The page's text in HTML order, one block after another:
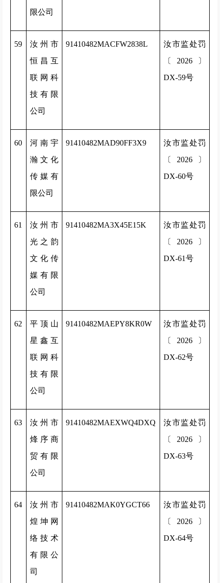
限公司
59
汝州市
恒昌互
联网科
技有限
公司
91410482MACFW2838L
汝市监处罚
〔2026〕
DX-59号
60
河南宇
瀚文化
传媒有
限公司
91410482MAD90FF3X9
汝市监处罚
〔2026〕
DX-60号
61
汝州市
光之韵
文化传
媒有限
公司
91410482MA3X45E15K
汝市监处罚
〔2026〕
DX-61号
62
平顶山
星鑫互
联网科
技有限
公司
91410482MAEPY8KR0W
汝市监处罚
〔2026〕
DX-62号
63
汝州市
烽序商
贸有限
公司
91410482MAEXWQ4DXQ
汝市监处罚
〔2026〕
DX-63号
64
汝州市
煌坤网
络技术
有限公
司
91410482MAK0YGCT66
汝市监处罚
〔2026〕
DX-64号